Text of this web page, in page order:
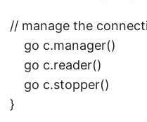
// manage the
go c.manager()
go c.reader()
go c.stopper()
}